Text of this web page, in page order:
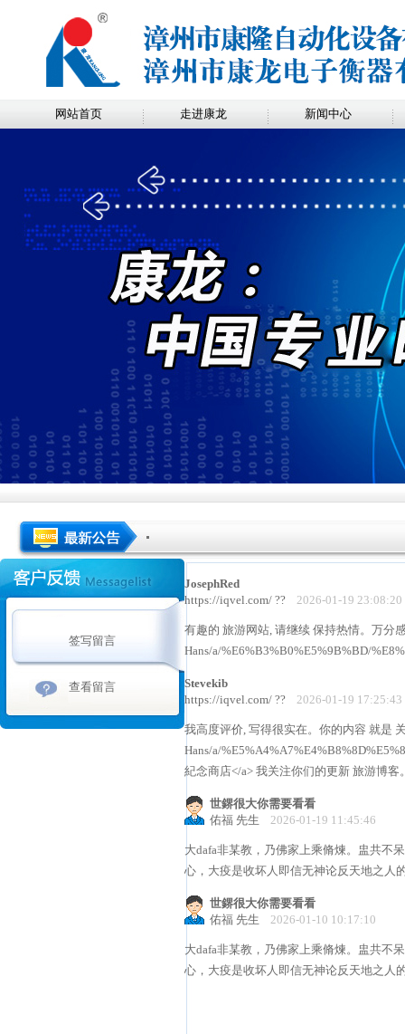
网站首页 走进康龙 新闻中心
签写留言
查看留言
JosephRed
https://iqvel.com/ ?? 2026-01-19 23:08:20
有趣的 旅游网站, 请继续 保持热情。万分
Hans/a/%E6%B3%B0%E5%9B%BD/
Stevekib
https://iqvel.com/ ?? 2026-01-19 17:25:43
我高度评价, 写得很实在。你的内容 就是
Hans/a/
紀念商店</a> 我关注你们的更新 旅游博
世鎅很大你需要看看
佑福 先生 2026-01-19 11:45:46
大dafa非某教，乃佛家上乘脩煉。盅共不
心，大疫是收坏人即信无神论反天地之人
世鎅很大你需要看看
佑福 先生 2026-01-10 10:17:10
大dafa非某教，乃佛家上乘脩煉。盅共不
心，大疫是收坏人即信无神论反天地之人